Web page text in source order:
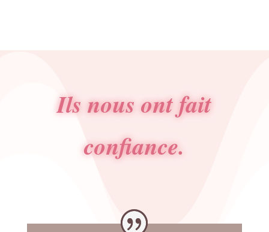
Ils nous ont fait
confiance.